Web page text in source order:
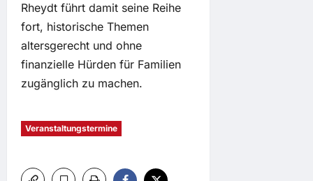
Rheydt führt damit seine Reihe
fort, historische Themen
altersgerecht und ohne
finanzielle Hürden für Familien
zugänglich zu machen.
Veranstaltungstermine